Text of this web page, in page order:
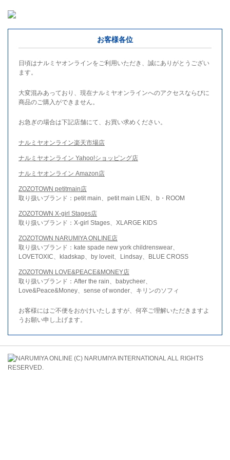
お客様各位
日頃はナルミヤオンラインをご利用いただき、誠にありがとうござい
ます。
大変混みあっており、現在ナルミヤオンラインへのアクセスならびに
商品のご購入ができません。
お急ぎの場合は下記店舗にて、お買い求めください。
ナルミヤオンライン楽天市場店
ナルミヤオンライン Yahoo!ショッピング店
ナルミヤオンライン Amazon店
ZOZOTOWN petitmain店
取り扱いブランド：petit main、petit main LIEN、b・ROOM
ZOZOTOWN X-girl Stages店
取り扱いブランド：X-girl Stages、XLARGE KIDS
ZOZOTOWN NARUMIYA ONLINE店
取り扱いブランド：kate spade new york childrenswear、
LOVETOXIC、kladskap、by loveit、Lindsay、BLUE CROSS
ZOZOTOWN LOVE&PEACE&MONEY店
取り扱いブランド：After the rain、babycheer、
Love&Peace&Money、sense of wonder、キリンのソフィ
お客様にはご不便をおかけいたしますが、何卒ご理解いただきますよ
うお願い申し上げます。